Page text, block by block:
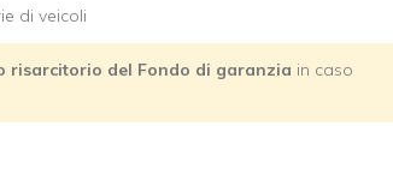
di veicoli
risarcitorio del Fondo di garanzia in caso